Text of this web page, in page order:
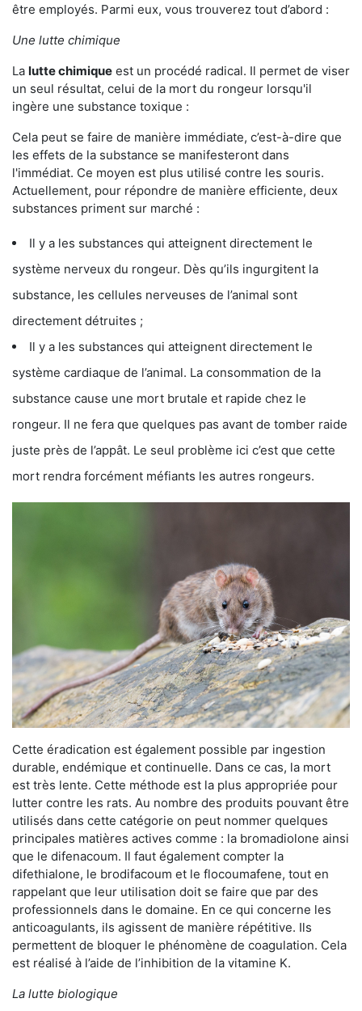
être employés. Parmi eux, vous trouverez tout d’abord :
Une lutte chimique
La lutte chimique est un procédé radical. Il permet de viser
un seul résultat, celui de la mort du rongeur lorsqu'il
ingère une substance toxique :
Cela peut se faire de manière immédiate, c’est-à-dire que
les effets de la substance se manifesteront dans
l'immédiat. Ce moyen est plus utilisé contre les souris.
Actuellement, pour répondre de manière efficiente, deux
substances priment sur marché :
Il y a les substances qui atteignent directement le
système nerveux du rongeur. Dès qu’ils ingurgitent la
substance, les cellules nerveuses de l’animal sont
directement détruites ;
Il y a les substances qui atteignent directement le
système cardiaque de l’animal. La consommation de la
substance cause une mort brutale et rapide chez le
rongeur. Il ne fera que quelques pas avant de tomber raide
juste près de l’appât. Le seul problème ici c’est que cette
mort rendra forcément méfiants les autres rongeurs.
Cette éradication est également possible par ingestion
durable, endémique et continuelle. Dans ce cas, la mort
est très lente. Cette méthode est la plus appropriée pour
lutter contre les rats. Au nombre des produits pouvant être
utilisés dans cette catégorie on peut nommer quelques
principales matières actives comme : la bromadiolone ainsi
que le difenacoum. Il faut également compter la
difethialone, le brodifacoum et le flocoumafene, tout en
rappelant que leur utilisation doit se faire que par des
professionnels dans le domaine. En ce qui concerne les
anticoagulants, ils agissent de manière répétitive. Ils
permettent de bloquer le phénomène de coagulation. Cela
est réalisé à l’aide de l’inhibition de la vitamine K.
La lutte biologique